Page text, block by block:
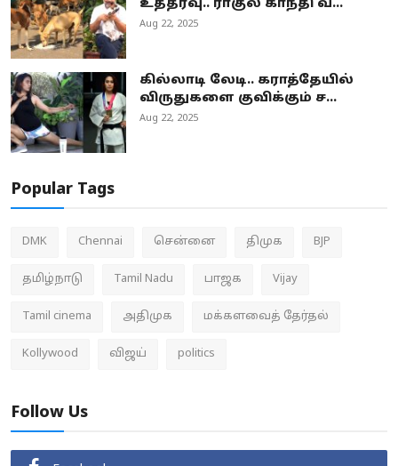
உத்தரவு.. ராகுல் காந்தி வ...
Aug 22, 2025
கில்லாடி லேடி.. கராத்தேயில்
விருதுகளை குவிக்கும் ச...
Aug 22, 2025
Popular Tags
DMK Chennai சென்னை திமுக BJP
தமிழ்நாடு Tamil Nadu பாஜக Vijay
Tamil cinema அதிமுக மக்களவைத் தேர்தல்
Kollywood விஜய் politics
Follow Us